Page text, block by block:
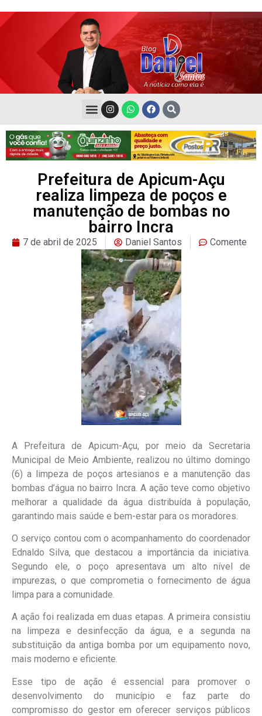
Prefeitura de Apicum-Açu
realiza limpeza de poços e
manutenção de bombas no
bairro Incra
7 de abril de 2025 Daniel Santos Comente
A Prefeitura de Apicum-Açu, por meio da Secretaria
Municipal de Meio Ambiente, realizou no último domingo
(6) a limpeza de poços artesianos e a manutenção das
bombas d’água no bairro Incra. A ação teve como objetivo
melhorar a qualidade da água distribuída à população,
garantindo mais saúde e bem-estar para os moradores.
O serviço contou com o acompanhamento do coordenador
Ednaldo Silva, que destacou a importância da iniciativa.
Segundo ele, o poço apresentava um alto nível de
impurezas, o que comprometia o fornecimento de água
limpa para a comunidade.
A ação foi realizada em duas etapas. A primeira consistiu
na limpeza e desinfecção da água, e a segunda na
substituição da antiga bomba por um equipamento novo,
mais moderno e eficiente.
Esse tipo de ação é essencial para promover o
desenvolvimento do município e faz parte do
compromisso do gestor em oferecer serviços públicos